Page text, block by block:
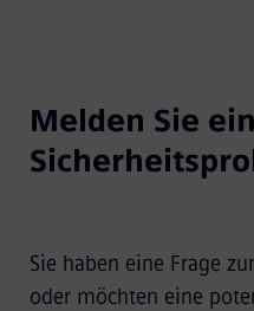
Melden Sie
Sie haben eine Frage
oder möchten eine